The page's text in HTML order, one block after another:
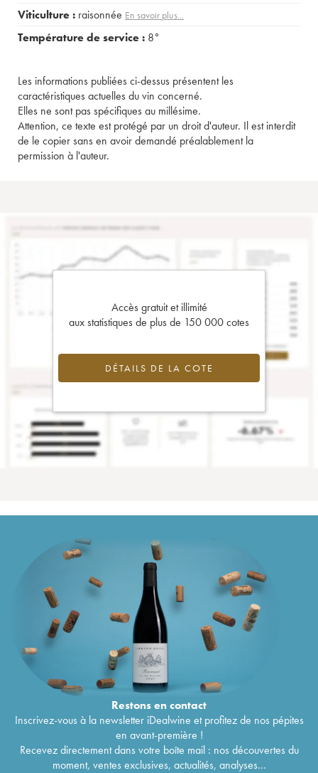
Viticulture : raisonnée En savoir plus...
Température de service : 8°
Les informations publiées ci-dessus présentent les
caractéristiques actuelles du vin concerné.
Elles ne sont pas spécifiques au millésime.
Attention, ce texte est protégé par un droit d'auteur. Il est interdit
de le copier sans en avoir demandé préalablement la
permission à l'auteur.
Accès gratuit et illimité
aux statistiques de plus de 150 000 cotes
DÉTAILS DE LA COTE
Restons encontact
Inscrivez-vous à la newsletter iDealwine et profitez de nos pépites
en avant-première !
Recevez directement dans votre boîte mail : nos découvertes du
moment, ventes exclusives, actualités, analyses...